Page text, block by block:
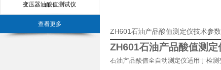
变压器油酸值测试仪
查看更多
ZH601石油产品酸值测定仪技术参
ZH601石油产品酸值测定
石油产品酸值全自动测定仪适用于检